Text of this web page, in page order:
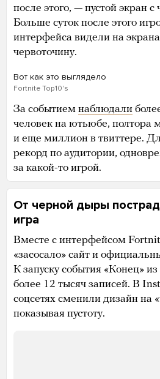
после этого, — пустой экран
Больше суток после этого
интерфейса видели на
червоточину.
Вот как это выглядело
Fortnite Top10's
За событием наблюдали
человек на ютьюбе, полтора
и еще миллион в твиттере.
рекорд по аудитории,
за какой-то игрой.
От черной дыры
игра
Вместе с интерфейсом
«засосало» сайт и
К запуску события «Конец»
более 12 тысяч записей. В
соцсетях сменили дизайн на
показывая пустоту.